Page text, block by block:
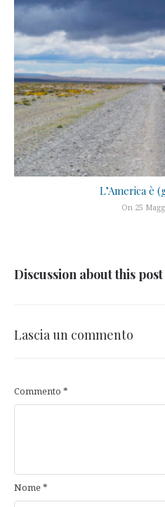
L’America è
On 25
Discussion about this post
Lascia un commento
Commento *
Nome *